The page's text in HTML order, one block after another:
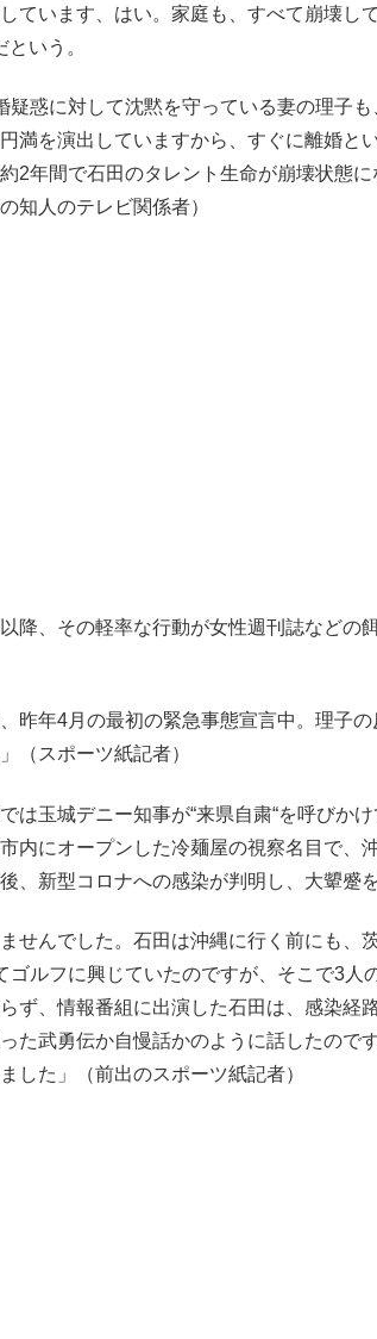
ています、はい。家庭も、すべて崩壊
いう。
疑惑に対して沈黙を守っている妻の理子も
満を演出していますから、すぐに離婚と
2年間で石田のタレント生命が崩壊状態に
知人のテレビ関係者）
降、その軽率な行動が女性週刊誌などの
昨年4月の最初の緊急事態宣言中。理子の
（スポーツ紙記者）
は玉城デニー知事が“来県自粛“を呼びかけ
内にオープンした冷麺屋の視察名目で、
、新型コロナへの感染が判明し、大顰蹙を
せんでした。石田は沖縄に行く前にも、
ゴルフに興じていたのですが、そこで3人
ず、情報番組に出演した石田は、感染経
た武勇伝か自慢話かのように話したので
した」（前出のスポーツ紙記者）